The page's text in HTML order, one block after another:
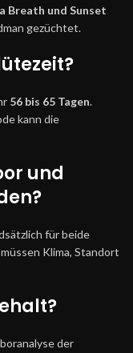
Breath und Sunset
gezüchtet.
56 bis 65 Tagen.
kann die
und
für beide
Klima, Standort
der